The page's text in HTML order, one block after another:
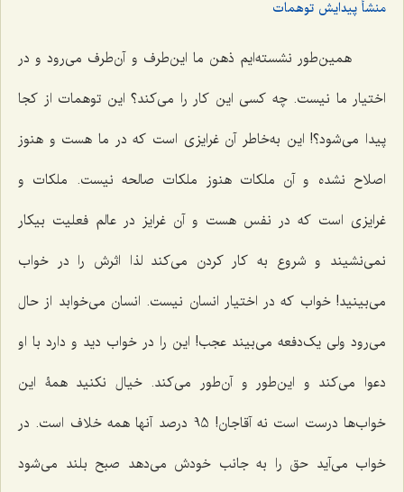
منشأ پیدایش توهمات
همین‌طور نشسته‌ایم ذهن ما این‌طرف و آن‌طرف می‌رود و در
اختیار ما نیست. چه کسی این کار را می‌کند؟ این توهمات از کجا
پیدا می‌شود؟! این به‌خاطر آن غرایزی است که در ما هست و هنوز
اصلاح نشده و آن ملکات هنوز ملکات صالحه نیست. ملکات و
غرایزی است که در نفس هست و آن غرایز در عالم فعلیت بیکار
نمی‌نشیند و شروع به کار کردن می‌کند لذا اثرش را در خواب
می‌بینید! خواب که در اختیار انسان نیست. انسان می‌خوابد از حال
می‌رود ولی یک‌دفعه می‌بیند عجب! این را در خواب دید و دارد با او
دعوا می‌کند و این‌طور و آن‌طور می‌کند. خیال نکنید همۀ این
خواب‌ها درست است نه آقاجان! 95 درصد آنها همه خلاف است. در
خواب می‌آید حق را به جانب خودش می‌دهد صبح بلند می‌شود